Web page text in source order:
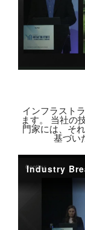
インフラスト
ます。 当社の
門家には、そ
基づい
Industry